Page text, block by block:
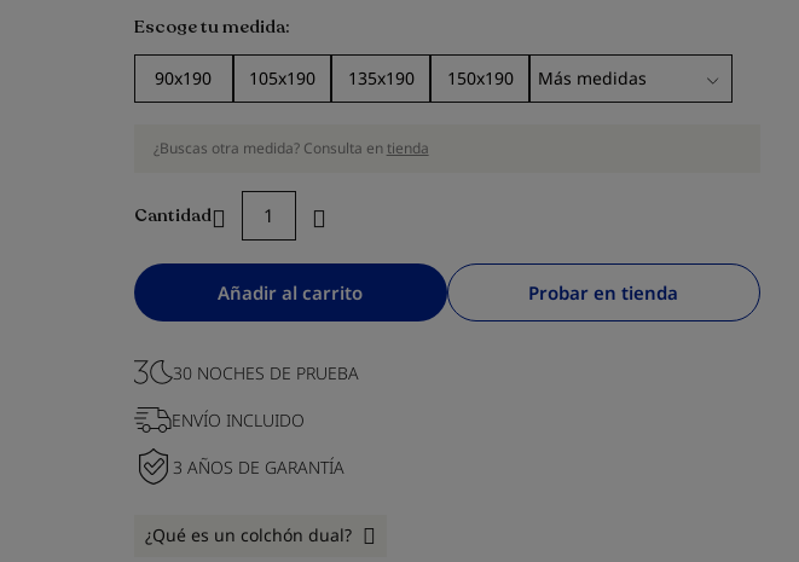
Escoge tu medida
90x190 105x190 135x190 150x190
¿Buscas otra medida? Consulta en tienda
Cantidad
Añadir al carrito Probar en tienda
30 NOCHES DE PRUEBA
ENVÍO INCLUIDO
3 AÑOS DE GARANTÍA
¿Qué es un colchón dual?